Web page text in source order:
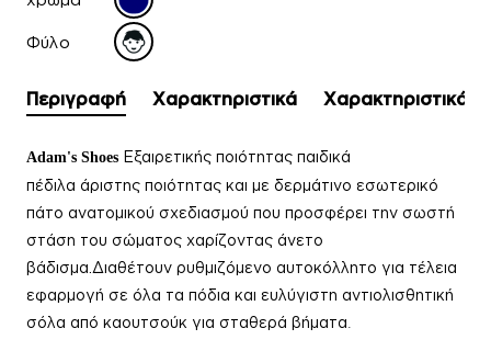
Φύλο
Περιγραφή Χαρακτηριστικά Χαρακτηριστικά
Adam's Shoes Εξαιρετικής ποιότητας παιδικά
πέδιλα άριστης ποιότητας και με δερμάτινο εσωτερικό
πάτο ανατομικού σχεδιασμού που προσφέρει την σωστή
στάση του σώματος χαρίζοντας άνετο
βάδισμα.Διαθέτουν ρυθμιζόμενο αυτοκόλλητο για τέλεια
εφαρμογή σε όλα τα πόδια και ευλύγιστη αντιολισθητική
σόλα από καουτσούκ για σταθερά βήματα.